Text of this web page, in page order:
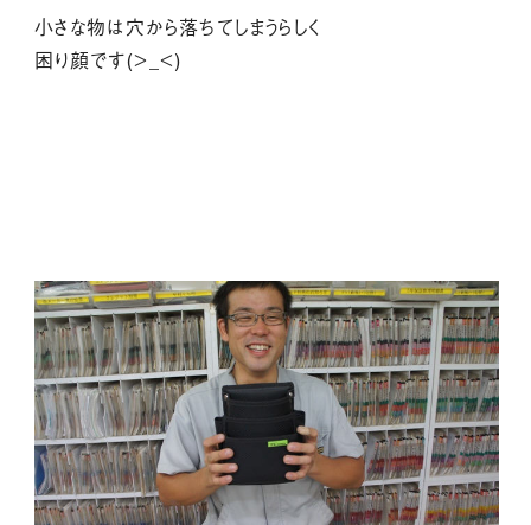
小さな物は穴から落ちてしまうらしく
困り顔です(>_<)